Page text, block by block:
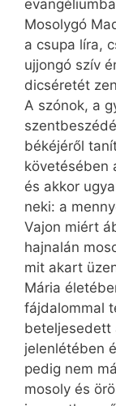
Mosolygó
a csupa líra,
ujjongó szív
dicséretét
A szónok, a
békéjéről
követésében
és akkor
neki: a
Vajon miért
hajnalán
mit akart
Mária
fájdalommal
beteljesedett
jelenlétében
pedig nem
mosoly és